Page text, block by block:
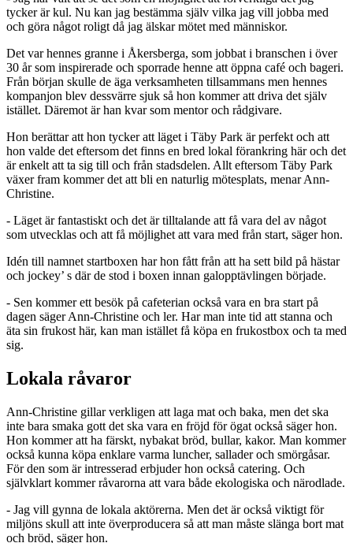
tycker är kul. Nu kan jag bestämma själv vilka jag vill jobba med
och göra något roligt då jag älskar mötet med människor.
Det var hennes granne i Åkersberga, som jobbat i branschen i över
30 år som inspirerade och sporrade henne att öppna café och bageri.
Från början skulle de äga verksamheten tillsammans men hennes
kompanjon blev dessvärre sjuk så hon kommer att driva det själv
istället. Däremot är han kvar som mentor och rådgivare.
Hon berättar att hon tycker att läget i Täby Park är perfekt och att
hon valde det eftersom det finns en bred lokal förankring här och det
är enkelt att ta sig till och från stadsdelen. Allt eftersom Täby Park
växer fram kommer det att bli en naturlig mötesplats, menar Ann-
Christine.
- Läget är fantastiskt och det är tilltalande att få vara del av något
som utvecklas och att få möjlighet att vara med från start, säger hon.
Idén till namnet startboxen har hon fått från att ha sett bild på hästar
och jockey’ s där de stod i boxen innan galopptävlingen började.
- Sen kommer ett besök på cafeterian också vara en bra start på
dagen säger Ann-Christine och ler. Har man inte tid att stanna och
äta sin frukost här, kan man istället få köpa en frukostbox och ta med
sig.
Lokala råvaror
Ann-Christine gillar verkligen att laga mat och baka, men det ska
inte bara smaka gott det ska vara en fröjd för ögat också säger hon.
Hon kommer att ha färskt, nybakat bröd, bullar, kakor. Man kommer
också kunna köpa enklare varma luncher, sallader och smörgåsar.
För den som är intresserad erbjuder hon också catering. Och
självklart kommer råvarorna att vara både ekologiska och närodlade.
- Jag vill gynna de lokala aktörerna. Men det är också viktigt för
miljöns skull att inte överproducera så att man måste slänga bort mat
och bröd, säger hon.